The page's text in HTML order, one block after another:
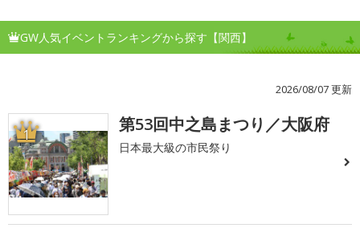
GW人気イベントランキングから探す【関西】
2026/08/07 更新
1 第53回中之島まつり／大阪府
日本最大級の市民祭り